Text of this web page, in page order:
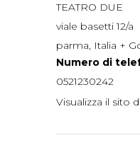
TEATRO DUE
viale basetti 12/a
parma, Italia +
Numero di
0521230242
Visualizza il sito